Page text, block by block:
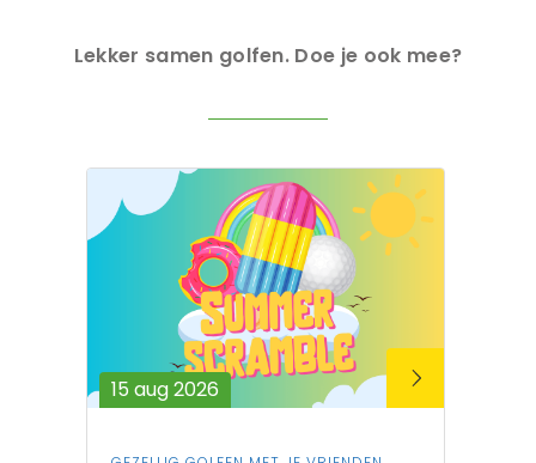
Lekker samen golfen. Doe je ook mee?
15 aug 2026